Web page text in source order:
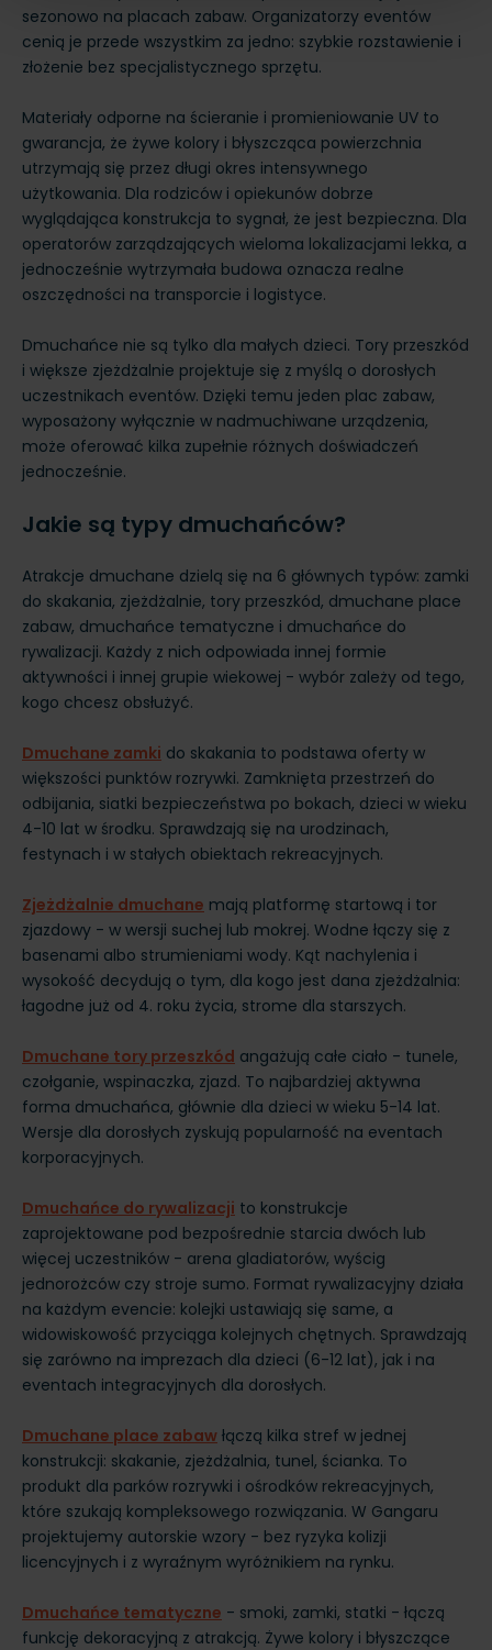
sezonowo na placach zabaw. Organizatorzy eventów
cenią je przede wszystkim za jedno: szybkie rozstawienie i
złożenie bez specjalistycznego sprzętu.
Materiały odporne na ścieranie i promieniowanie UV to
gwarancja, że żywe kolory i błyszcząca powierzchnia
utrzymają się przez długi okres intensywnego
użytkowania. Dla rodziców i opiekunów dobrze
wyglądająca konstrukcja to sygnał, że jest bezpieczna. Dla
operatorów zarządzających wieloma lokalizacjami lekka, a
jednocześnie wytrzymała budowa oznacza realne
oszczędności na transporcie i logistyce.
Dmuchańce nie są tylko dla małych dzieci. Tory przeszkód
i większe zjeżdżalnie projektuje się z myślą o dorosłych
uczestnikach eventów. Dzięki temu jeden plac zabaw,
wyposażony wyłącznie w nadmuchiwane urządzenia,
może oferować kilka zupełnie różnych doświadczeń
jednocześnie.
Jakie są typy dmuchańców?
Atrakcje dmuchane dzielą się na 6 głównych typów: zamki
do skakania, zjeżdżalnie, tory przeszkód, dmuchane place
zabaw, dmuchańce tematyczne i dmuchańce do
rywalizacji. Każdy z nich odpowiada innej formie
aktywności i innej grupie wiekowej - wybór zależy od tego,
kogo chcesz obsłużyć.
Dmuchane zamki do skakania to podstawa oferty w
większości punktów rozrywki. Zamknięta przestrzeń do
odbijania, siatki bezpieczeństwa po bokach, dzieci w wieku
4-10 lat w środku. Sprawdzają się na urodzinach,
festynach i w stałych obiektach rekreacyjnych.
Zjeżdżalnie dmuchane mają platformę startową i tor
zjazdowy - w wersji suchej lub mokrej. Wodne łączy się z
basenami albo strumieniami wody. Kąt nachylenia i
wysokość decydują o tym, dla kogo jest dana zjeżdżalnia:
łagodne już od 4. roku życia, strome dla starszych.
Dmuchane tory przeszkód angażują całe ciało - tunele,
czołganie, wspinaczka, zjazd. To najbardziej aktywna
forma dmuchańca, głównie dla dzieci w wieku 5-14 lat.
Wersje dla dorosłych zyskują popularność na eventach
korporacyjnych.
Dmuchańce do rywalizacji to konstrukcje
zaprojektowane pod bezpośrednie starcia dwóch lub
więcej uczestników - arena gladiatorów, wyścig
jednorożców czy stroje sumo. Format rywalizacyjny działa
na każdym evencie: kolejki ustawiają się same, a
widowiskowość przyciąga kolejnych chętnych. Sprawdzają
się zarówno na imprezach dla dzieci (6-12 lat), jak i na
eventach integracyjnych dla dorosłych.
Dmuchane place zabaw łączą kilka stref w jednej
konstrukcji: skakanie, zjeżdżalnia, tunel, ścianka. To
produkt dla parków rozrywki i ośrodków rekreacyjnych,
które szukają kompleksowego rozwiązania. W Gangaru
projektujemy autorskie wzory - bez ryzyka kolizji
licencyjnych i z wyraźnym wyróżnikiem na rynku.
Dmuchańce tematyczne - smoki, zamki, statki - łączą
funkcję dekoracyjną z atrakcją. Żywe kolory i błyszczące